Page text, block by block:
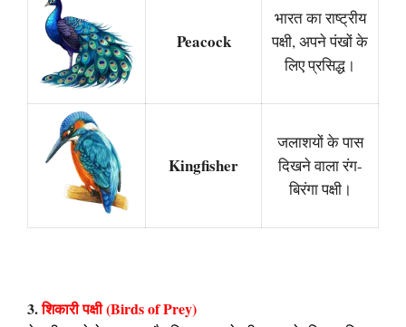
Peacock
भारत का राष्ट्रीय
पक्षी, अपने पंखों के
लिए प्रसिद्ध।
Kingfisher
जलाशयों के पास
दिखने वाला रंग-
बिरंगा पक्षी।
3.शिकारी पक्षी (Birds of Prey)